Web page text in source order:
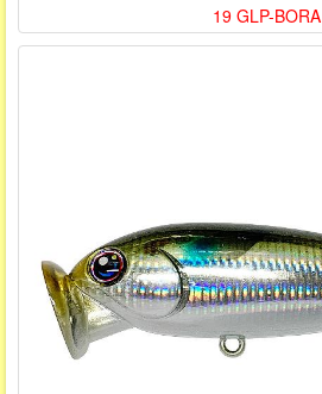
19 GLP-BORA